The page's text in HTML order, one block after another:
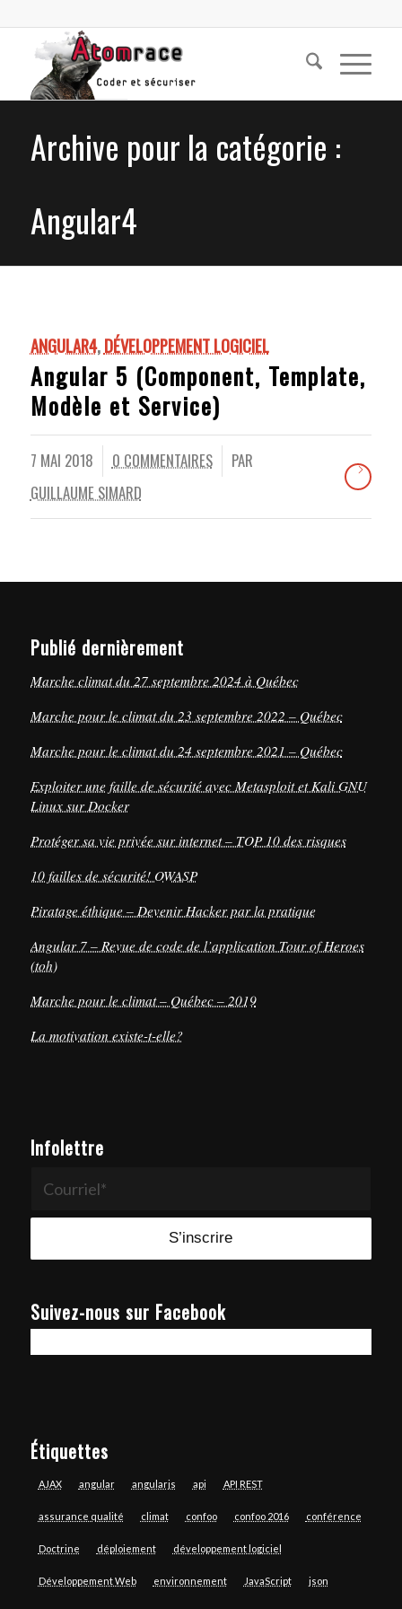
Archive pour la catégorie :
Angular4
ANGULAR4,DÉVELOPPEMENT LOGICIEL
Angular 5 (Component, Template,
Modèle et Service)
7 MAI 2018 0 COMMENTAIRES
/
PAR
GUILLAUME SIMARD
Publié dernièrement
Marche climat du 27 septembre 2024 à Québec
Marche pour le climat du 23 septembre 2022 – Québec
Marche pour le climat du 24 septembre 2021 – Québec
Exploiter une faille de sécurité avec Metasploit et Kali GNU
Linux sur Docker
Protéger sa vie privée sur internet – TOP 10 des risques
10 failles de sécurité! OWASP
Piratage éthique – Devenir Hacker par la pratique
Angular 7 – Revue de code de l’application Tour of Heroes
(toh)
Marche pour le climat – Québec – 2019
La motivation existe-t-elle?
Infolettre
Suivez-nous sur Facebook
Étiquettes
AJAX angular angularjs api API REST
assurance qualité climat confoo confoo 2016 conférence
Doctrine déploiement développement logiciel
Développement Web environnement JavaScript json